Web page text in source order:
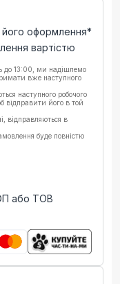
його оформлення*
вартістю
до 13:00, ми надішлемо
вже наступного
наступного робочого
його в той
відправляються в
буде повністю
або ТОВ